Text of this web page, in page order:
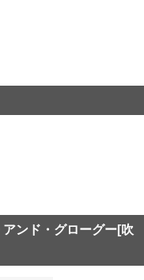
ンド・グローグー[吹